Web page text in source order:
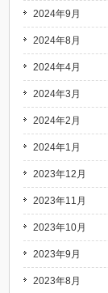
2024年9月
2024年8月
2024年4月
2024年3月
2024年2月
2024年1月
2023年12月
2023年11月
2023年10月
2023年9月
2023年8月